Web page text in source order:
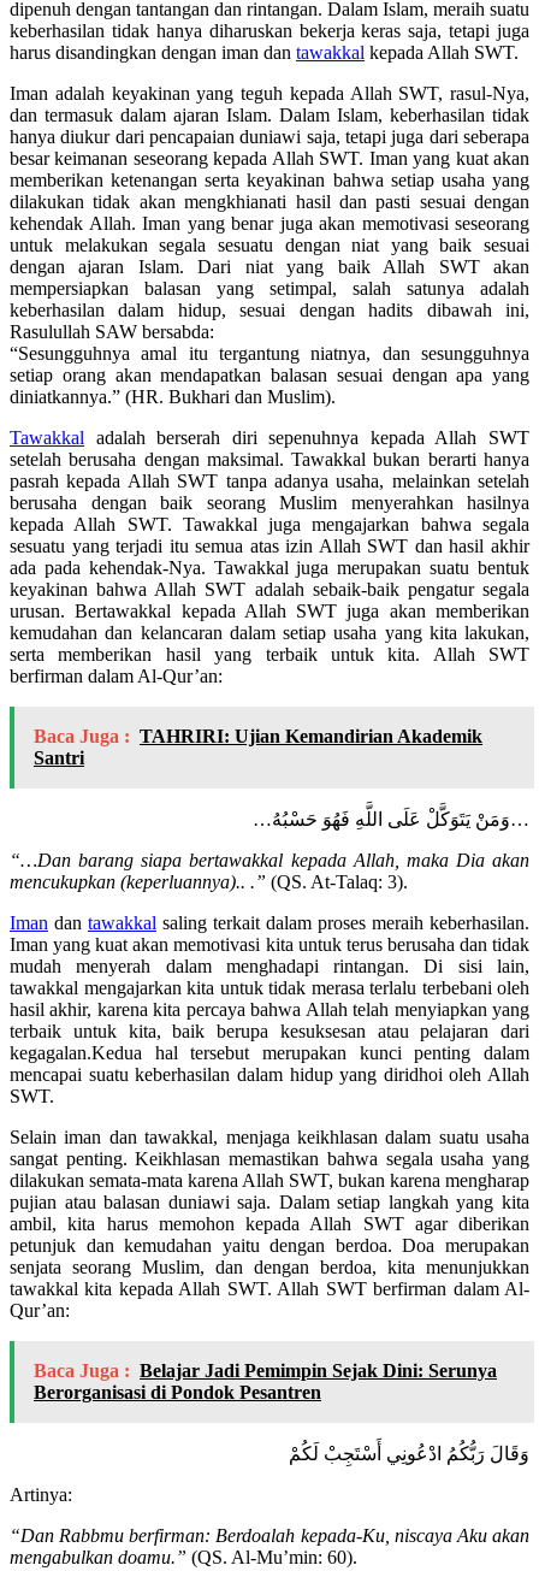
dipenuh dengan tantangan dan rintangan. Dalam Islam, meraih suatu
keberhasilan tidak hanya diharuskan bekerja keras saja, tetapi juga
harus disandingkan dengan iman dan tawakkal kepada Allah SWT.
Iman adalah keyakinan yang teguh kepada Allah SWT, rasul-Nya,
dan termasuk dalam ajaran Islam. Dalam Islam, keberhasilan tidak
hanya diukur dari pencapaian duniawi saja, tetapi juga dari seberapa
besar keimanan seseorang kepada Allah SWT. Iman yang kuat akan
memberikan ketenangan serta keyakinan bahwa setiap usaha yang
dilakukan tidak akan mengkhianati hasil dan pasti sesuai dengan
kehendak Allah. Iman yang benar juga akan memotivasi seseorang
untuk melakukan segala sesuatu dengan niat yang baik sesuai
dengan ajaran Islam. Dari niat yang baik Allah SWT akan
mempersiapkan balasan yang setimpal, salah satunya adalah
keberhasilan dalam hidup, sesuai dengan hadits dibawah ini,
Rasulullah SAW bersabda:
“Sesungguhnya amal itu tergantung niatnya, dan sesungguhnya
setiap orang akan mendapatkan balasan sesuai dengan apa yang
diniatkannya.” (HR. Bukhari dan Muslim).
Tawakkal adalah berserah diri sepenuhnya kepada Allah SWT
setelah berusaha dengan maksimal. Tawakkal bukan berarti hanya
pasrah kepada Allah SWT tanpa adanya usaha, melainkan setelah
berusaha dengan baik seorang Muslim menyerahkan hasilnya
kepada Allah SWT. Tawakkal juga mengajarkan bahwa segala
sesuatu yang terjadi itu semua atas izin Allah SWT dan hasil akhir
ada pada kehendak-Nya. Tawakkal juga merupakan suatu bentuk
keyakinan bahwa Allah SWT adalah sebaik-baik pengatur segala
urusan. Bertawakkal kepada Allah SWT juga akan memberikan
kemudahan dan kelancaran dalam setiap usaha yang kita lakukan,
serta memberikan hasil yang terbaik untuk kita. Allah SWT
berfirman dalam Al-Qur’an:
Baca Juga : TAHRIRI: Ujian Kemandirian Akademik
Santri
…وَمَنْ يَتَوَكَّلْ عَلَى اللَّهِ فَهُوَ حَسْبُهُ…
“…Dan barang siapa bertawakkal kepada Allah, maka Dia akan
mencukupkan (keperluannya).. .” (QS. At-Talaq: 3).
Iman dan tawakkal saling terkait dalam proses meraih keberhasilan.
Iman yang kuat akan memotivasi kita untuk terus berusaha dan tidak
mudah menyerah dalam menghadapi rintangan. Di sisi lain,
tawakkal mengajarkan kita untuk tidak merasa terlalu terbebani oleh
hasil akhir, karena kita percaya bahwa Allah telah menyiapkan yang
terbaik untuk kita, baik berupa kesuksesan atau pelajaran dari
kegagalan.Kedua hal tersebut merupakan kunci penting dalam
mencapai suatu keberhasilan dalam hidup yang diridhoi oleh Allah
SWT.
Selain iman dan tawakkal, menjaga keikhlasan dalam suatu usaha
sangat penting. Keikhlasan memastikan bahwa segala usaha yang
dilakukan semata-mata karena Allah SWT, bukan karena mengharap
pujian atau balasan duniawi saja. Dalam setiap langkah yang kita
ambil, kita harus memohon kepada Allah SWT agar diberikan
petunjuk dan kemudahan yaitu dengan berdoa. Doa merupakan
senjata seorang Muslim, dan dengan berdoa, kita menunjukkan
tawakkal kita kepada Allah SWT. Allah SWT berfirman dalam Al-
Qur’an:
Baca Juga : Belajar Jadi Pemimpin Sejak Dini: Serunya
Berorganisasi di Pondok Pesantren
وَقَالَ رَبُّكُمُ ادْعُونِي أَسْتَجِبْ لَكُمْ
Artinya:
“Dan Rabbmu berfirman: Berdoalah kepada-Ku, niscaya Aku akan
mengabulkan doamu.” (QS. Al-Mu’min: 60).